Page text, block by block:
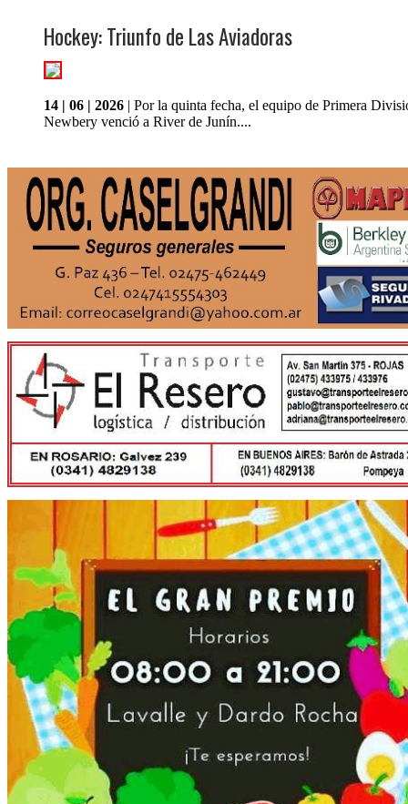
Hockey: Triunfo de Las Aviadoras
14 | 06 | 2026 | Por la quinta fecha, el equipo de Primera
Newbery venció a River de Junín....